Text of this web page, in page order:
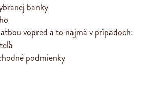
banky
vopred a to najmä v prípadoch:
podmienky